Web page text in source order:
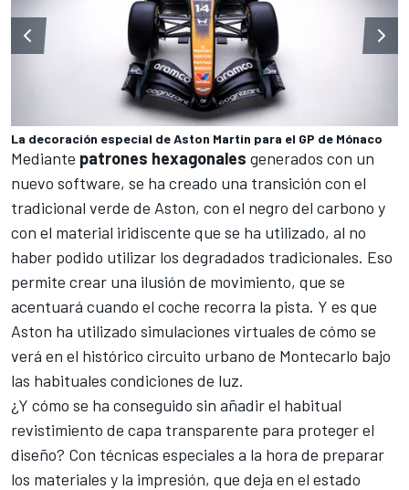
La decoración especial de Aston Martin para el GP de Mónaco
Mediante patrones hexagonales generados con un
nuevo software, se ha creado una transición con el
tradicional verde de Aston, con el negro del carbono y
con el material iridiscente que se ha utilizado, al no
haber podido utilizar los degradados tradicionales. Eso
permite crear una ilusión de movimiento, que se
acentuará cuando el coche recorra la pista. Y es que
Aston ha utilizado simulaciones virtuales de cómo se
verá en el histórico circuito urbano de Montecarlo bajo
las habituales condiciones de luz.
¿Y cómo se ha conseguido sin añadir el habitual
revistimiento de capa transparente para proteger el
diseño? Con técnicas especiales a la hora de preparar
los materiales y la impresión, que deja en el estado